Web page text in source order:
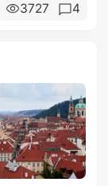
3727 4